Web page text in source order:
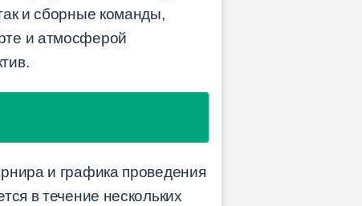
и сборные команды,
и атмосферой
и графика проведения
в течение нескольких